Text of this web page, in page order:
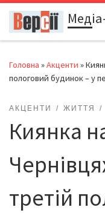
Перейти до вмісту
Головна »Акценти »
пологовий будинок – у
АКЦЕНТИ ЖИТТЯ
Киянка
третій